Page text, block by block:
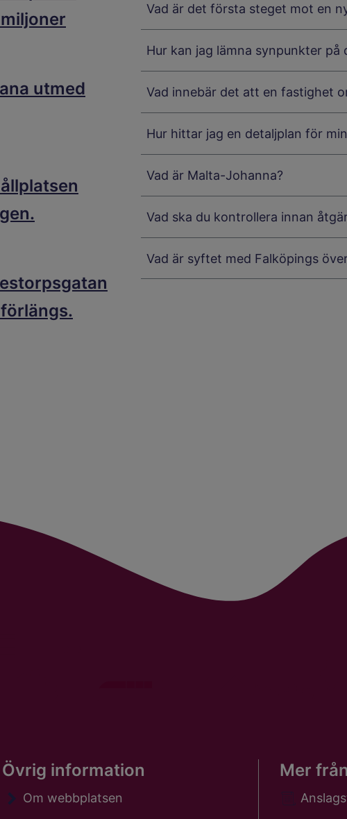
utmed
Vad är det första steget mot en
Hur kan jag lämna synpunkter på
Vad innebär det att en fastighet
Hur hittar jag en detaljplan för
Vad är Malta-Johanna?
Vad ska du kontrollera innan
Vad är syftet med Falköpings
Övrig information
Om webbplatsen
Mer